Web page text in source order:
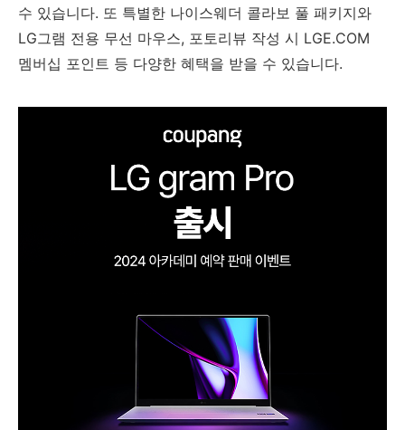
수 있습니다. 또 특별한 나이스웨더 콜라보 풀 패키지와
LG그램 전용 무선 마우스, 포토리뷰 작성 시 LGE.COM
멤버십 포인트 등 다양한 혜택을 받을 수 있습니다.